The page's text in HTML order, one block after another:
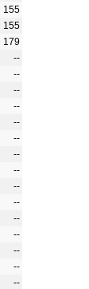
155
155
179
--
--
--
--
--
--
--
--
--
--
--
--
--
--
--